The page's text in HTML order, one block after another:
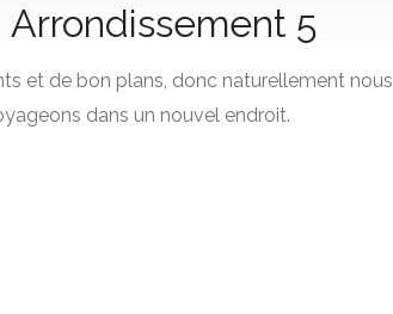
Arrondissement 5
et de bon plans, donc naturellement nous
dans un nouvel endroit.